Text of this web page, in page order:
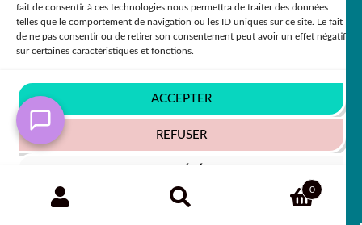
fait de consentir à ces technologies nous permettra de traiter des données
telles que le comportement de navigation ou les ID uniques sur ce site. Le fait
de ne pas consentir ou de retirer son consentement peut avoir un effet négatif
sur certaines caractéristiques et fonctions.
ACCEPTER
REFUSER
Politique de confidentialité
Recherche
RECHERCHE 0